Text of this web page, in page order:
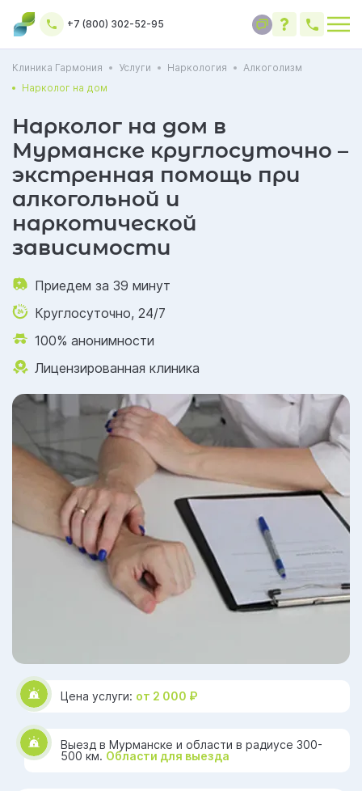
+7 (800) 302-52-95
Клиника Гармония Услуги Наркология
Алкоголизм
Нарколог на дом
Цена услуги: от 2 000 ₽
Выезд в Мурманске и области в радиусе 300-
500 км. Области для выезда
Нарколог на дом в
Мурманске круглосуточно –
экстренная помощь при
алкогольной и
наркотической
зависимости
Приедем за 39 минут
Круглосуточно, 24/7
100% анонимности
Лицензированная клиника